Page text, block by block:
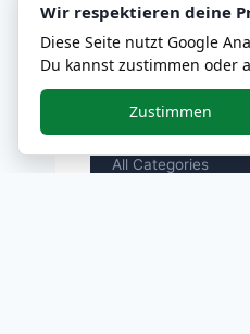
MENU
All Categories
Wir respektieren deine
Diese Seite nutzt Google
Du kannst zustimmen oder
Zustimmen